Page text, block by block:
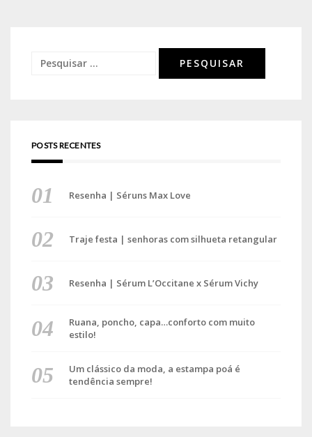
Pesquisar
POSTS RECENTES
Resenha | Séruns Max Love
Traje festa | senhoras com silhueta retangular
Resenha | Sérum L’Occitane x Sérum Vichy
Ruana, poncho, capa…conforto com muito
estilo!
Um clássico da moda, a estampa poá é
tendência sempre!